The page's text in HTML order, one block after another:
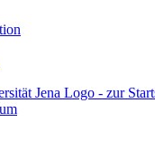
Jena Logo - zur